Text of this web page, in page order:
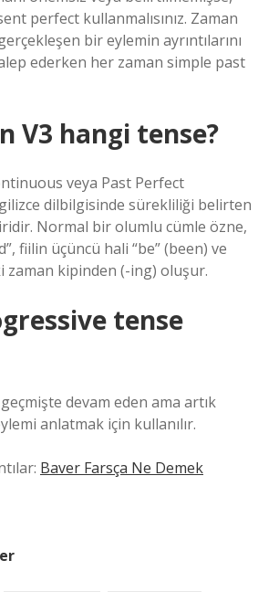
perfect kullanmalısınız. Zaman
bir eylemin ayrıntılarını
ederken her zaman simple past
V3 hangi tense?
veya Past Perfect
dilbilgisinde sürekliliği belirten
Normal bir olumlu cümle özne,
fiilin üçüncü hali “be” (been) ve
zaman kipinden (-ing) oluşur.
tense
devam eden ama artık
anlatmak için kullanılır.
Baver Farsça Ne Demek